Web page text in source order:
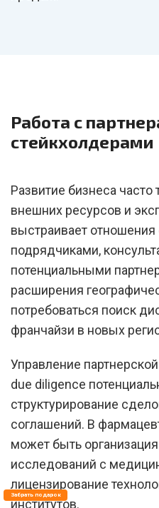
Работа с
стейкхолдерами
Развитие бизнеса часто
внешних ресурсов и
выстраивает
подрядчиками,
потенциальными
расширения
потребоваться поиск
франчайзи в новых
Управление
due diligence
структурирование
соглашений. В
может быть
исследований с
лицензирование
институтов.
Забрать подарок